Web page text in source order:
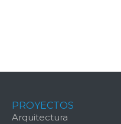
PROYECTOS
Arquitectura